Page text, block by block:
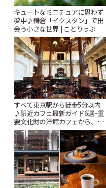
キュートなミニチュアに思わず
夢中♪鎌倉「イクスタン」で出
会う小さな世界 | ことりっぷ
すべて東京駅から徒歩5分以内
♪駅近カフェ最新ガイド6選~重
要文化財の洋館カフェから、改
札すぐのレトロ喫茶まで~ | こと
りっぷ